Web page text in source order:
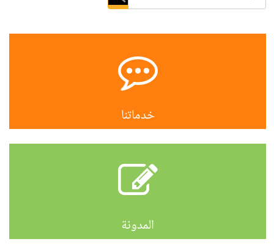
خدماتنا
المدونة